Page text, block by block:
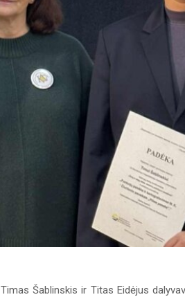
Šablinskis ir Titas Eidėjus